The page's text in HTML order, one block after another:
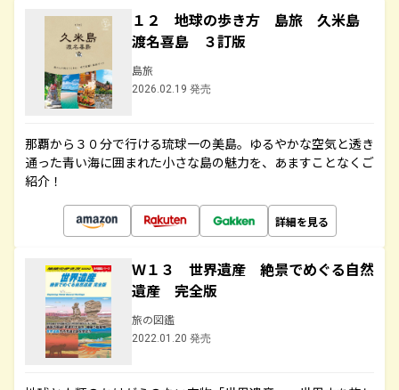
１２ 地球の歩き方 島旅 久米島
渡名喜島 ３訂版
島旅
2026.02.19 発売
那覇から３０分で行ける琉球一の美島。ゆるやかな空気と透き
通った青い海に囲まれた小さな島の魅力を、あますことなくご
紹介！
詳細を見る
Ｗ１３ 世界遺産 絶景でめぐる自然
遺産 完全版
旅の図鑑
2022.01.20 発売